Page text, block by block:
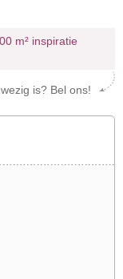
m² inspiratie
is? Bel ons!